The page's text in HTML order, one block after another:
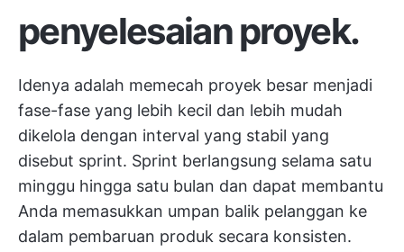
penyelesaian proyek.
Idenya adalah memecah proyek besar menjadi
fase-fase yang lebih kecil dan lebih mudah
dikelola dengan interval yang stabil yang
disebut sprint. Sprint berlangsung selama satu
minggu hingga satu bulan dan dapat membantu
Anda memasukkan umpan balik pelanggan ke
dalam pembaruan produk secara konsisten.